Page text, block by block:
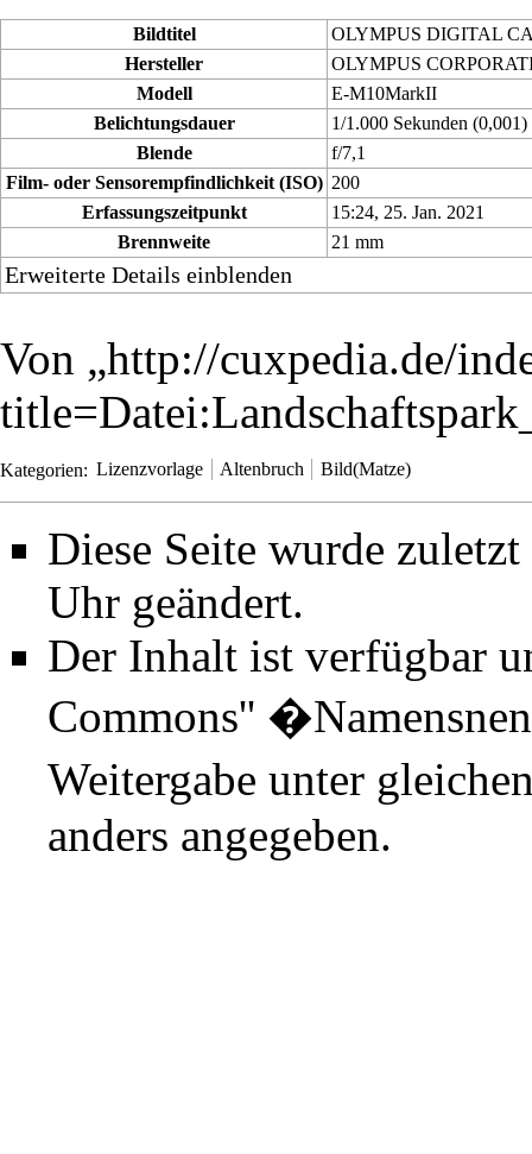
Bildtitel
OLYMPUS DIGITAL
Hersteller
OLYMPUS
Modell
E-M10MarkII
Belichtungsdauer
1/1.000 Sekunden (0,001)
Blende
f/7,1
Film- oder Sensorempfindlichkeit (ISO) 200
Erfassungszeitpunkt
15:24, 25. Jan. 2021
Brennweite
21 mm
Erweiterte Details einblenden
Von „http://cuxpedia.de/
Kategorien: Lizenzvorlage Altenbruch Bild(Matze)
Diese Seite wurde
Uhr geändert.
Der Inhalt ist verfügbar
Commons''
Weitergabe unter
anders angegeben.